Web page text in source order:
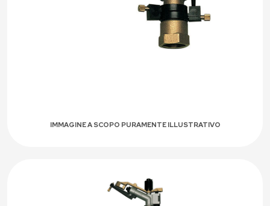
IMMAGINE A SCOPO PURAMENTE ILLUSTRATIVO